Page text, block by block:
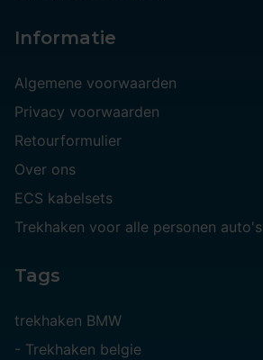
Informatie
Algemene voorwaarden
Privacy voorwaarden
Retourformulier
Over ons
ECS kabelsets
Trekhaken voor alle personen auto's
Tags
trekhaken BMW
- Trekhaken belgie